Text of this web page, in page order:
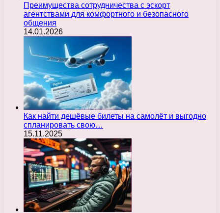
Преимущества сотрудничества с эскорт
агентствами для комфортного и безопасного
общения
14.01.2026
Как найти дешёвые билеты на самолёт и выгодно
спланировать свою…
15.11.2025